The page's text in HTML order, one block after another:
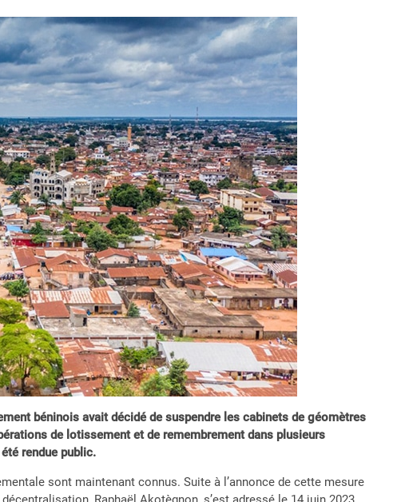
béninois avait décidé de suspendre les cabinets de géomètres
de lotissement et de remembrement dans plusieurs
rendue public.
sont maintenant connus. Suite à l’annonce de cette mesure